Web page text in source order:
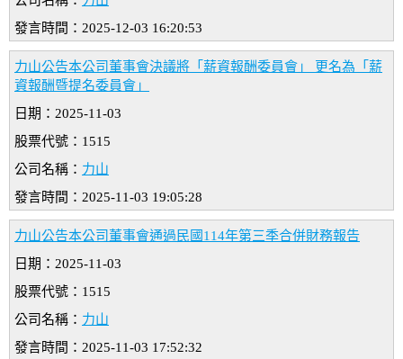
發言時間：2025-12-03 16:20:53
力山公告本公司董事會決議將「薪資報酬委員會」 更名為「薪
資報酬暨提名委員會」
日期：2025-11-03
股票代號：1515
公司名稱： 力山
發言時間：2025-11-03 19:05:28
力山公告本公司董事會通過民國114年第三季合併財務報告
日期：2025-11-03
股票代號：1515
公司名稱： 力山
發言時間：2025-11-03 17:52:32